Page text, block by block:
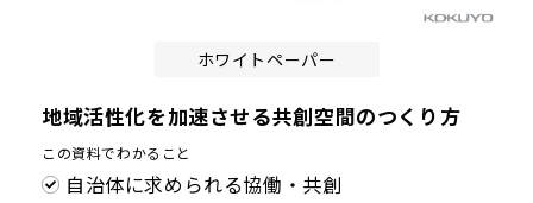
ホワイトペーパー
地域活性化を加速させる共創空間のつくり方
この資料でわかること
自治体に求められる協働・共創